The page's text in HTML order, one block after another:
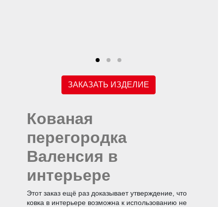
ЗАКАЗАТЬ ИЗДЕЛИЕ
Кованая
перегородка
Валенсия в
интерьере
Этот заказ ещё раз доказывает утверждение, что
ковка в интерьере возможна к использованию не